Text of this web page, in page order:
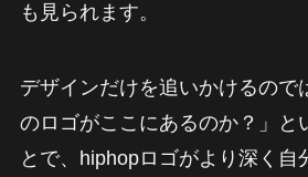
も見られます。
デザインだけを追いかけるので
のロゴがここにあるのか？」と
とで、hiphopロゴがより深く自